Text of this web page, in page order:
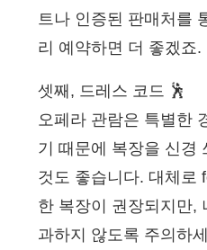
트나 인증된 판매처를
리 예약하면 더 좋겠죠
셋째, 드레스 코드 🕺
오페라 관람은 특별한
기 때문에 복장을 신경
것도 좋습니다. 대체로
한 복장이 권장되지만,
과하지 않도록 주의하